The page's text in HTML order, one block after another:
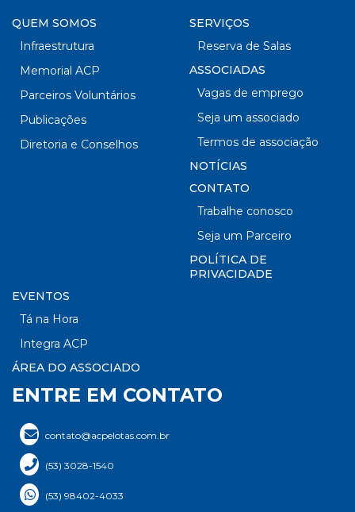
QUEM SOMOS
Infraestrutura
Memorial ACP
Parceiros Voluntários
Publicações
Diretoria e Conselhos
SERVIÇOS
Reserva de Salas
ASSOCIADAS
Vagas de emprego
Seja um associado
Termos de associação
NOTÍCIAS
CONTATO
Trabalhe conosco
Seja um Parceiro
POLÍTICA DE
PRIVACIDADE
EVENTOS
Tá na Hora
Integra ACP
ÁREA DO ASSOCIADO
ENTRE EM CONTATO
contato@acpelotas.com.br
(53) 3028-1540
(53) 98402-4033